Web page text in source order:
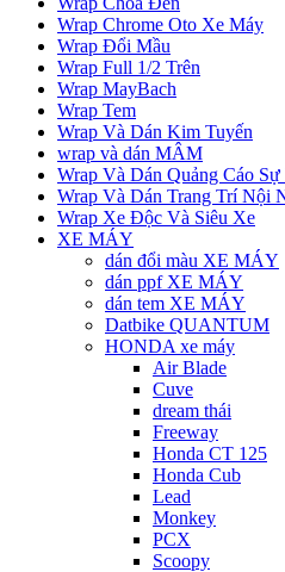
Wrap Chrome Oto Xe Máy
Wrap Đổi Mầu
Wrap Full 1/2 Trên
Wrap MayBach
Wrap Tem
Wrap Và Dán Kim Tuyến
wrap và dán MÂM
Wrap Và Dán Quảng Cáo
Wrap Và Dán Trang Trí Nội
Wrap Xe Độc Và Siêu Xe
XE MÁY
dán đổi màu XE MÁY
dán ppf XE MÁY
dán tem XE MÁY
Datbike QUANTUM
HONDA xe máy
Air Blade
Cuve
dream thái
Freeway
Honda CT 125
Honda Cub
Lead
Monkey
PCX
Scoopy